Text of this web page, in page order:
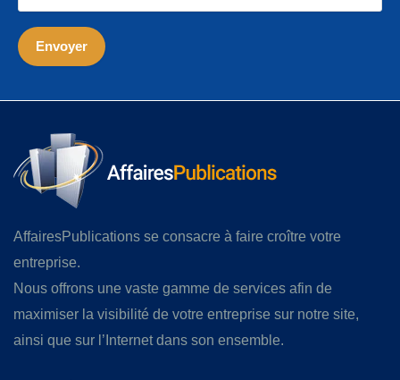
AffairesPublications se consacre à faire croître votre
entreprise.
Nous offrons une vaste gamme de services afin de
maximiser la visibilité de votre entreprise sur notre site,
ainsi que sur l’Internet dans son ensemble.